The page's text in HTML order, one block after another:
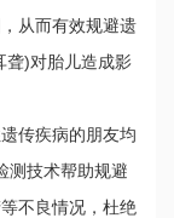
从而有效规避遗
聋)对胎儿造成影
传疾病的朋友均
测技术帮助规避
不良情况，杜绝